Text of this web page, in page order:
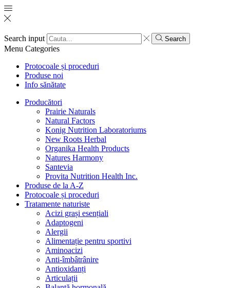
Search input Search
Menu Categories
Protocoale și proceduri
Produse noi
Info sănătate
Producători
Prairie Naturals
Natural Factors
Konig Nutrition Laboratoriums
New Roots Herbal
Organika Health Products
Natures Harmony
Santevia
Provita Nutrition Health Inc.
Produse de la A-Z
Protocoale și proceduri
Tratamente naturiste
Acizi grași esențiali
Adaptogeni
Alergii
Alimentație pentru sportivi
Aminoacizi
Anti-îmbâtrânire
Antioxidanți
Articulații